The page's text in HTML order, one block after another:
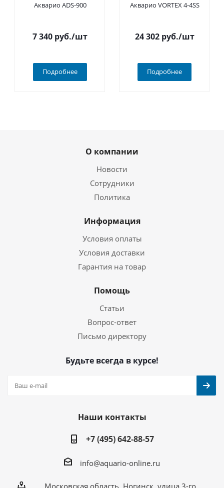
Акварио ADS-900
7 340 руб./шт
Подробнее
Акварио VORTEX 4-4SS
24 302руб./шт
Подробнее
О компании
Новости
Сотрудники
Политика
Информация
Условия оплаты
Условия доставки
Гарантия на товар
Помощь
Статьи
Вопрос-ответ
Письмо директору
Будьте всегда в курсе!
Наши контакты
+7 (495) 642-88-57
info@aquario-online.ru
Московская область, Ногинск, улица 3-го